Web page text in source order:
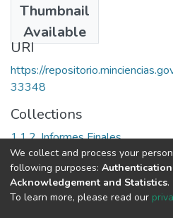
Thumbnail
Available
[SF]
URI
https://
33348
Collections
1.1.2. Informes Finales
Full item page
DSpace software copyright
We collect and process your
following purposes:
Acknowledgement and Statistics.
To learn more, please read our